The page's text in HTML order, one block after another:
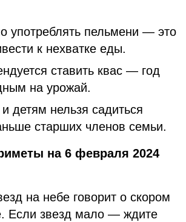
употреблять пельмени — это
к нехватке еды.
ставить квас — год
на урожай.
детям нельзя садиться
старших членов семьи.
на 6 февраля 2024
на небе говорит о скором
Если звезд мало — ждите